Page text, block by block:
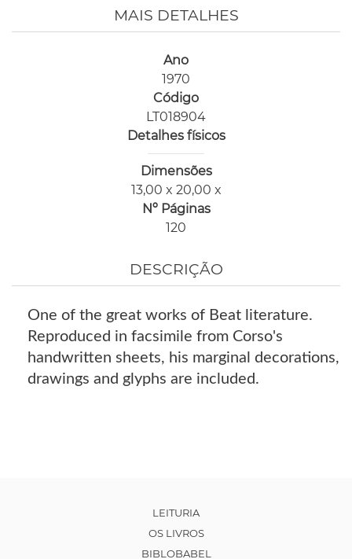
MAIS DETALHES
Ano
1970
Código
LT018904
Detalhes físicos
Dimensões
13,00 x 20,00 x
Nº Páginas
120
DESCRIÇÃO
One of the great works of Beat literature.
Reproduced in facsimile from Corso's
handwritten sheets, his marginal decorations,
drawings and glyphs are included.
LEITURIA
OS LIVROS
BIBLOBABEL